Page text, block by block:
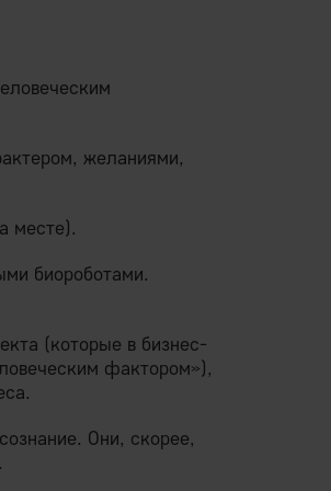
желаниями,
месте).
биороботами.
(которые в бизнес-
фактором»),
Они, скорее,